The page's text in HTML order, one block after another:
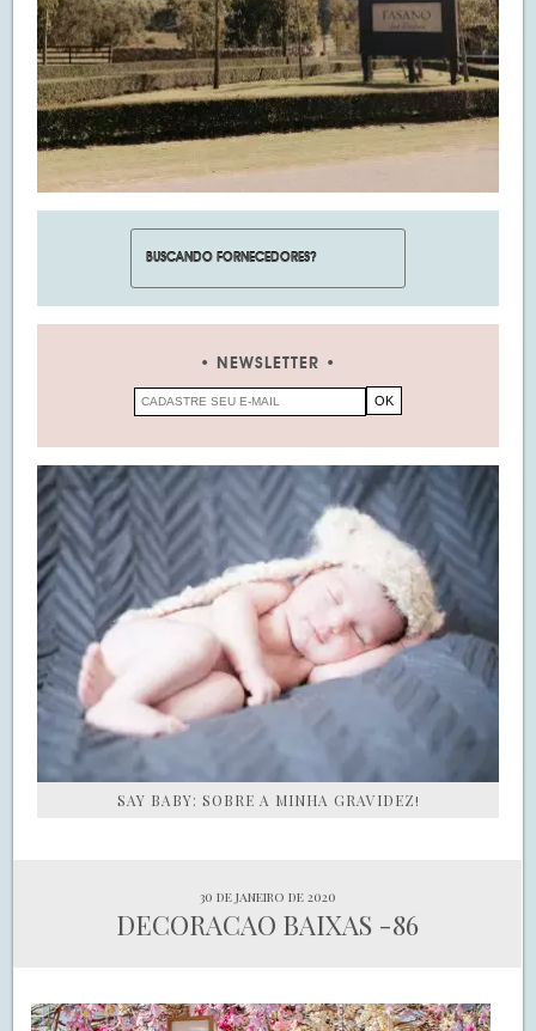
NEWSLETTER
SAY BABY: SOBRE A MINHA GRAVIDEZ!
30 de janeiro de 2020
DECORACAO BAIXAS -86